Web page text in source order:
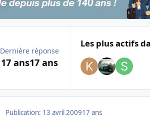
Dernière réponse
17 ans17 ans
Les plus actifs
Publication: 13 avril 200917 ans